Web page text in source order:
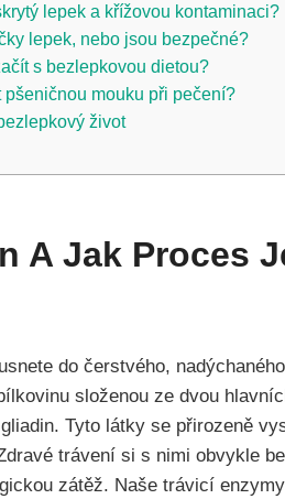
lepek a křížovou kontaminaci?
lepek, nebo jsou bezpečné?
s bezlepkovou dietou?
mouku při pečení?
život
A Jak Proces
do čerstvého,
složenou ze dvou
Tyto látky se přirozeně
trávení si s nimi obvykle
zátěž. Naše trávicí